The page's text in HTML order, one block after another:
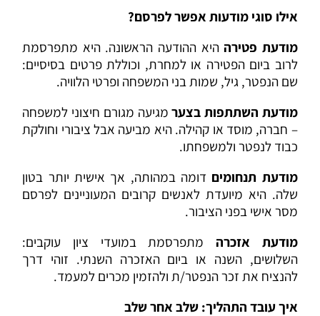
אילו סוגי מודעות אפשר לפרסם?
מודעת פטירה היא ההודעה הראשונה. היא מתפרסמת
לרוב ביום הפטירה או למחרת, וכוללת פרטים בסיסיים:
שם הנפטר, גיל, שמות בני המשפחה ופרטי הלוויה.
מודעת השתתפות בצערמגיעה מגורם חיצוני למשפחה
– חברה, מוסד או קהילה. היא מביעה אבל ציבורי וחולקת
כבוד לנפטר ולמשפחתו.
מודעת תנחומים דומה במהותה, אך אישית יותר בטון
שלה. היא מיועדת לאנשים קרובים המעוניינים לפרסם
מסר אישי בפני הציבור.
מודעת אזכרה מתפרסמת במועדי ציון עוקבים:
השלושים, השנה או ביום האזכרה השנתי. זוהי דרך
להנציח את זכר הנפטר/ת ולהזמין מכרים למעמד.
איך עובד התהליך: שלב אחר שלב